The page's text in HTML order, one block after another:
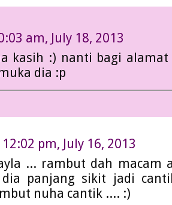
am, July 18, 2013
kasih :) nanti bagi
dia :p
12:02 pm, July 16, 2013
... rambut dah macam
panjang sikit jadi
nuha cantik .... :)